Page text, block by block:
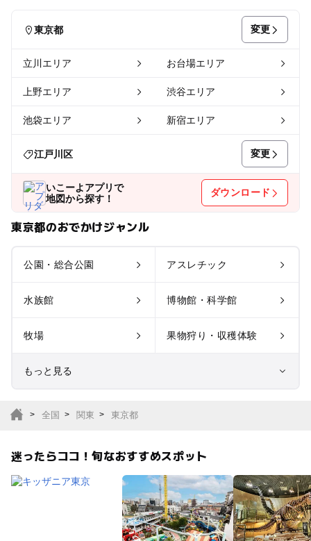
東京都 変更
立川エリア お台場エリア
上野エリア 渋谷エリア
池袋エリア 新宿エリア
江戸川区 変更
いこーよアプリで
地図から探す！
ダウンロード
東京都のおでかけジャンル
公園・総合公園 アスレチック
水族館 博物館・科学館
牧場 果物狩り・収穫体験
もっと見る
サファリパーク
植物園・フラワーパー
ク
バーベキュー
全国 関東 東京都
迷ったらココ！旬なおすすめスポット